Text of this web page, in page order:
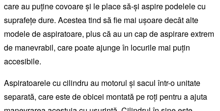
care au puține covoare și le place să-și aspire podelele cu
suprafețe dure. Acestea tind să fie mai ușoare decât alte
modele de aspiratoare, plus că au un cap de aspirare extrem
de manevrabil, care poate ajunge în locurile mai puțin
accesibile.
Aspiratoarele cu cilindru au motorul și sacul într-o unitate
separată, care este de obicei montată pe roți pentru a ajuta